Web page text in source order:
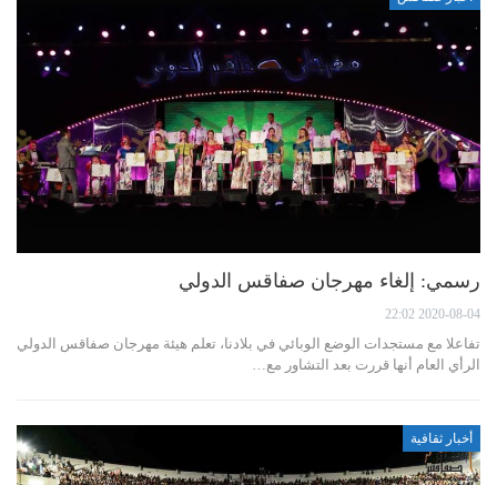
رسمي: إلغاء مهرجان صفاقس الدولي
2020-08-04 22:02
تفاعلا مع مستجدات الوضع الوبائي في بلادنا، تعلم هيئة مهرجان صفاقس الدولي
الرأي العام أنها قررت بعد التشاور مع…
أخبار ثقافية